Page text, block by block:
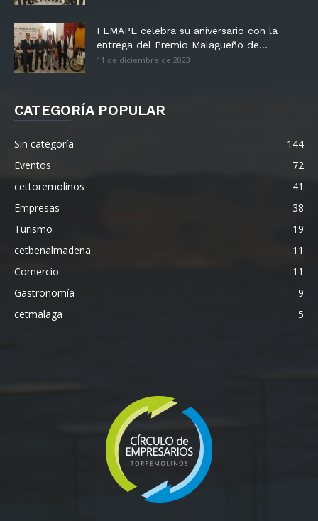
FEMAPE celebra su aniversario con la
entrega del Premio Malagueño de...
11 de diciembre de 2023
CATEGORÍA POPULAR
Sin categoría
144
Eventos
72
cettoremolinos
41
Empresas
38
Turismo
19
cetbenalmadena
11
Comercio
11
Gastronomía
9
cetmalaga
5